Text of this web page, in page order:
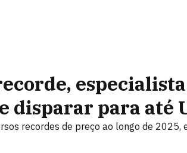
disparar para até
recordes de preço ao longo de 2025,